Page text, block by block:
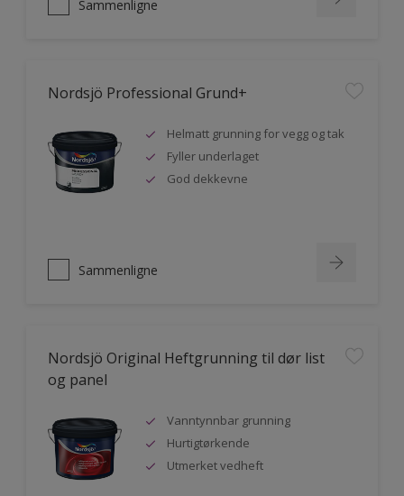
Sammenligne
Nordsjö Professional Grund+
Helmatt grunning for vegg og tak
Fyller underlaget
God dekkevne
Sammenligne
Nordsjö Original Heftgrunning til dør list
og panel
Vanntynnbar grunning
Hurtigtørkende
Utmerket vedheft